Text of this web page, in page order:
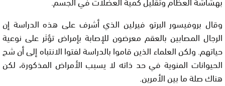
وقال بروفيسور البرتو فيرلين الذي أشرف على هذه الدراسة إن
الرجال المصابين بالعقم معرضون للإصابة بإمراض تؤثر على نوعية
حياتهم. ولكن العلماء الذين قاموا بالدراسة لفتوا الانتباه إلى أن شح
الحيوانات المنوية في حد ذاته لا يسبب الأمراض المذكورة، لكن
هناك صلة ما بين الأمرين.